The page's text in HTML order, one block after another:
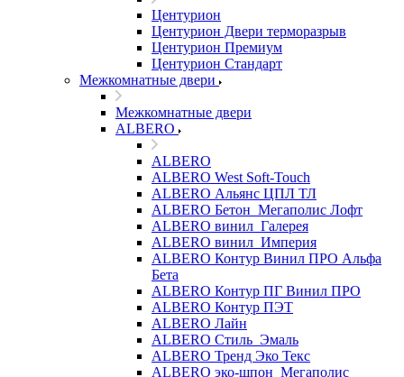
Центурион
Центурион Двери терморазрыв
Центурион Премиум
Центурион Стандарт
Межкомнатные двери
Межкомнатные двери
ALBERO
ALBERO
ALBERO West Soft-Touch
ALBERO Альянс ЦПЛ ТЛ
ALBERO Бетон_Мегаполис Лофт
ALBERO винил_Галерея
ALBERO винил_Империя
ALBERO Контур Винил ПРО Альфа
Бета
ALBERO Контур ПГ Винил ПРО
ALBERO Контур ПЭТ
ALBERO Лайн
ALBERO Стиль_Эмаль
ALBERO Тренд Эко Текс
ALBERO эко-шпон_Мегаполис